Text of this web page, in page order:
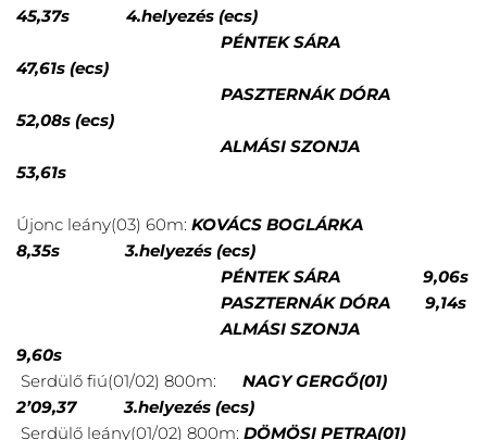
45,37s 4.helyezés (ecs)
PÉNTEK SÁRA
47,61s (ecs)
PASZTERNÁK DÓRA
52,08s (ecs)
ALMÁSI SZONJA
53,61s
Újonc leány(03) 60m: KOVÁCS BOGLÁRKA
8,35s 3.helyezés (ecs)
PÉNTEK SÁRA 9,06s
PASZTERNÁK DÓRA 9,14s
ALMÁSI SZONJA
9,60s
Serdülő fiú(01/02) 800m: NAGY GERGŐ(01)
2’09,37 3.helyezés (ecs)
Serdülő leány(01/02) 800m: DÖMÖSI PETRA(01)